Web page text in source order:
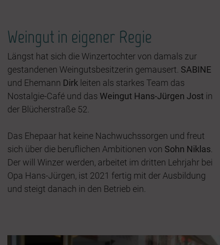
Weingut in eigener Regie
Längst hat sich die Winzertochter von damals zur
gestandenen Weingutsbesitzerin gemausert. SABINE
und Ehemann Dirk leiten als starkes Team das
Nostalgie-Café und das Weingut Hans-Jürgen Jost in
der Blücherstraße 52.
Das Ehepaar hat keine Nachwuchssorgen und freut
sich über die beruflichen Ambitionen von Sohn Niklas.
Der will Winzer werden, arbeitet im dritten Lehrjahr bei
Opa Hans-Jürgen, ist 2021 fertig mit der Ausbildung
und steigt danach in den Betrieb ein.